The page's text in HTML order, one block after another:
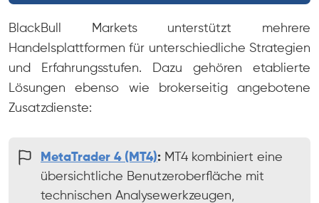
BlackBull Markets unterstützt mehrere
Handelsplattformen für unterschiedliche Strategien
und Erfahrungsstufen. Dazu gehören etablierte
Lösungen ebenso wie brokerseitig angebotene
Zusatzdienste:
MetaTrader 4 (MT4): MT4 kombiniert eine
übersichtliche Benutzeroberfläche mit
technischen Analysewerkzeugen,